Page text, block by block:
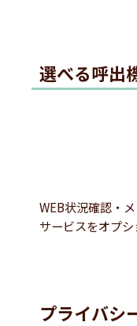
選べる呼出
WEB状況確認・
サービスをオプシ
プライバシ